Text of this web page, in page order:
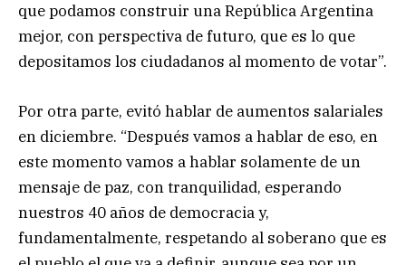
que podamos construir una República Argentina
mejor, con perspectiva de futuro, que es lo que
depositamos los ciudadanos al momento de votar”.
Por otra parte, evitó hablar de aumentos salariales
en diciembre. “Después vamos a hablar de eso, en
este momento vamos a hablar solamente de un
mensaje de paz, con tranquilidad, esperando
nuestros 40 años de democracia y,
fundamentalmente, respetando al soberano que es